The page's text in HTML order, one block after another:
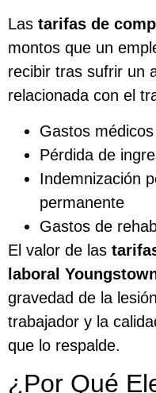
Las tarifas de
montos que un
recibir tras sufrir un
relacionada con el
Gastos médicos
Pérdida de
Indemnización
permanente
Gastos de
El valor de las
laboral
gravedad de la
trabajador y la
que lo respalde.
¿Por Qué